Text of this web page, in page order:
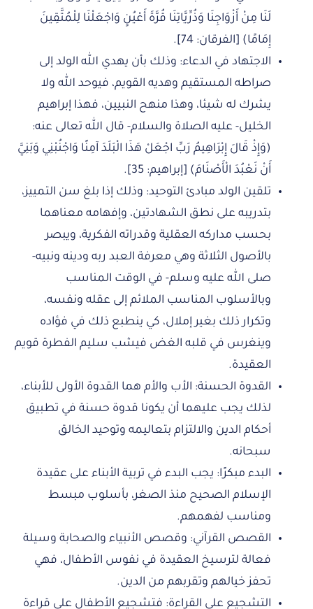
لَنَا مِنْ أَزْوَاجِنَا وَذُرِّيَّاتِنَا قُرَّةَ أَعْيُنٍ وَاجْعَلْنَا لِلْمُتَّقِينَ
إِمَامًا) [الفرقان: 74].
الاجتهاد في الدعاء: وذلك بأن يهدي الله الولد إلى
صراطه المستقيم وهديه القويم، فيوحد الله ولا
يشرك له شيئا، وهذا منهح النبيين، فهذا إبراهيم
الخليل- عليه الصلاة والسلام- قال الله تعالى عنه:
(وَإِذْ قَالَ إِبْرَاهِيمُ رَبِّ اجْعَلْ هَذَا الْبَلَدَ آمِنًا وَاجْنُبْنِي وَبَنِيَّ
أَنْ نَعْبُدَ الْأَصْنَامَ) [إبراهيم: 35].
تلقين الولد مبادئ التوحيد: وذلك إذا بلغ سن التمييز،
بتدريبه على نطق الشهادتين، وإفهامه معناهما
بحسب مداركه العقلية وقدراته الفكرية، ويبصر
بالأصول الثلاثة وهي معرفة العبد ربه ودينه ونبيه-
صلى الله عليه وسلم- في الوقت المناسب
وبالأسلوب المناسب الملائم إلى عقله ونفسه،
وتكرار ذلك بغير إملال، كي ينطبع ذلك في فؤاده
وينغرس في قلبه الغض فيشب سليم الفطرة قويم
العقيدة.
القدوة الحسنة: الأب والأم هما القدوة الأولى للأبناء،
لذلك يجب عليهما أن يكونا قدوة حسنة في تطبيق
أحكام الدين والالتزام بتعاليمه وتوحيد الخالق
سبحانه.
البدء مبكرًا: يجب البدء في تربية الأبناء على عقيدة
الإسلام الصحيح منذ الصغر، بأسلوب مبسط
ومناسب لفهمهم.
القصص القرآني: وقصص الأنبياء والصحابة وسيلة
فعالة لترسيخ العقيدة في نفوس الأطفال، فهي
تحفز خيالهم وتقربهم من الدين.
التشجيع على القراءة: فتشجيع الأطفال على قراءة